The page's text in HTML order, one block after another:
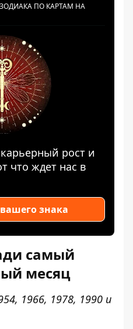
ПО КАРТАМ НА
рост и
что ждет нас в
знака
самый
месяц
1966, 1978, 1990 и